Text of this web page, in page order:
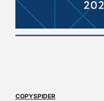
COPYSPIDER